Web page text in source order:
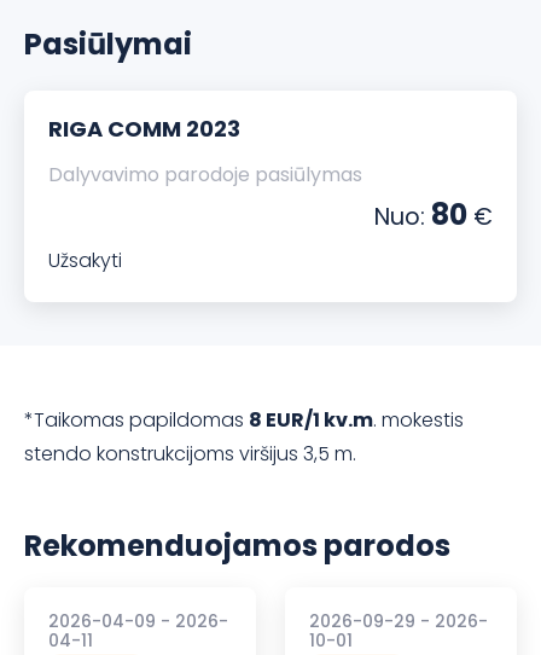
Pasiūlymai
RIGA COMM 2023
Dalyvavimo parodoje pasiūlymas
Nuo: 80 €
Užsakyti
*Taikomas papildomas 8 EUR/1 kv.m. mokestis
stendo konstrukcijoms viršijus 3,5 m.
Rekomenduojamos parodos
2026-04-09 - 2026-
04-11
2026-09-29 - 2026-
10-01